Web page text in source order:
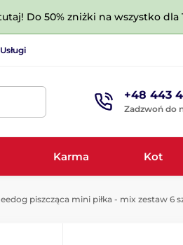
Do 50% zniżki na wszystko
Usługi
+48 443
Zadzwoń do
Karma Kot
piszcząca mini piłka - mix zestaw 6